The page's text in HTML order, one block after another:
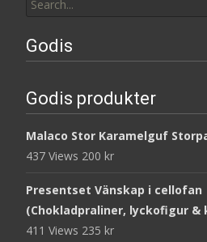
for:
Godis
Godis produkter
Malaco Stor Karamelguf
437 Views 200 kr
Presentset Vänskap i cellofan
(Chokladpraliner, lyckofigur &
411 Views 235 kr